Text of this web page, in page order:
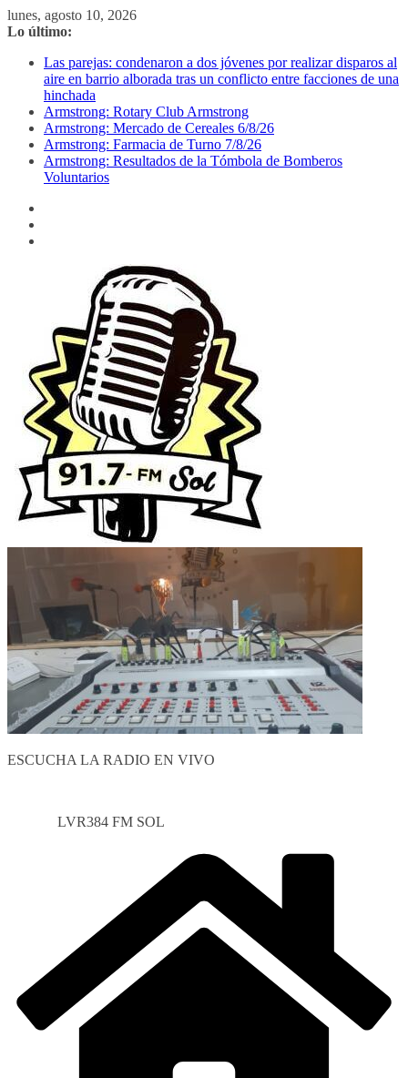
Saltar
al
lunes, agosto 10, 2026
Lo último:
Las parejas: condenaron a dos jóvenes por realizar disparos al
aire en barrio alborada tras un conflicto entre facciones de una
hinchada
Armstrong: Rotary Club Armstrong
Armstrong: Mercado de Cereales 6/8/26
Armstrong: Farmacia de Turno 7/8/26
Armstrong: Resultados de la Tómbola de Bomberos
Voluntarios
ESCUCHA LA RADIO EN VIVO
LVR384 FM SOL